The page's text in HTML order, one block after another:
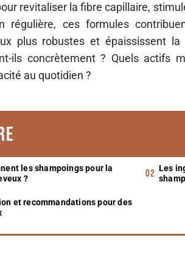
revitaliser la fibre capillaire,
régulière, ces formules
plus robustes et épaississent
ils concrètement ? Quels actifs
au quotidien ?
les shampoings pour la
?
Les
et recommandations pour des